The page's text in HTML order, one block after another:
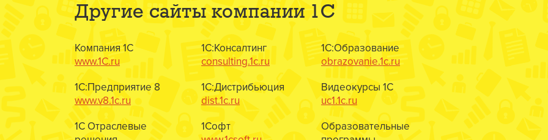
Другие сайты компании 1С
Компания 1С
www.1C.ru
1С:Предприятие 8
www.v8.1c.ru
1С Отраслевые
1С:Консалтинг
consulting.1c.ru
1С:Дистрибьюция
dist.1c.ru
1Софт
1С:Образование
obrazovanie.1c.ru
Видеокурсы 1С
uc1.1c.ru
Образовательные